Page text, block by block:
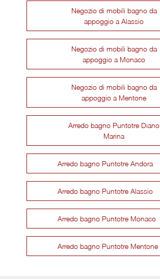
Negozio di mobili bagno da
appoggio a Alassio
Negozio di mobili bagno da
appoggio a Monaco
Negozio di mobili bagno da
appoggio a Mentone
Arredo bagno Puntotre Diano
Marina
Arredo bagno Puntotre Andora
Arredo bagno Puntotre Alassio
Arredo bagno Puntotre Monaco
Arredo bagno Puntotre Mentone